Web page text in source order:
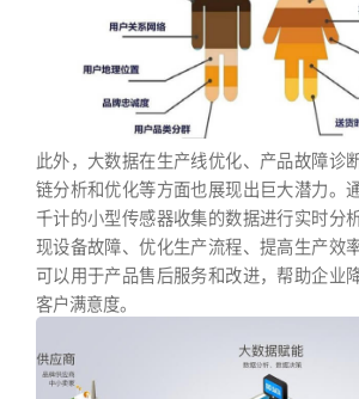
此外，大数据在生产线优化、产品故障诊
链分析和优化等方面也展现出巨大潜力。
千计的小型传感器收集的数据进行实时分
现设备故障、优化生产流程、提高生产效
可以用于产品售后服务和改进，帮助企业
客户满意度。